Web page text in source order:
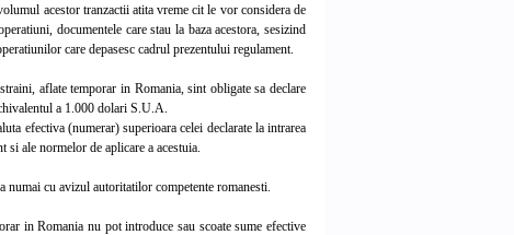
acestor tranzactii atita vreme cit le vor considera de
documentele care stau la baza acestora, sesizind
care depasesc cadrul prezentului regulament.
aflate temporar in Romania, sint obligate sa declare
a 1.000 dolari S.U.A.
efectiva (numerar) superioara celei declarate la intrarea
ale normelor de aplicare a acestuia.
cu avizul autoritatilor competente romanesti.
in Romania nu pot introduce sau scoate sume efective